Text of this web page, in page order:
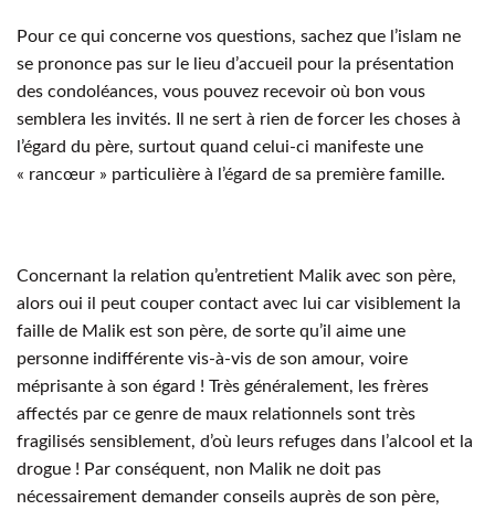
Pour ce qui concerne vos questions, sachez que l’islam ne
se prononce pas sur le lieu d’accueil pour la présentation
des condoléances, vous pouvez recevoir où bon vous
semblera les invités. Il ne sert à rien de forcer les choses à
l’égard du père, surtout quand celui-ci manifeste une
« rancœur » particulière à l’égard de sa première famille.
Concernant la relation qu’entretient Malik avec son père,
alors oui il peut couper contact avec lui car visiblement la
faille de Malik est son père, de sorte qu’il aime une
personne indifférente vis-à-vis de son amour, voire
méprisante à son égard ! Très généralement, les frères
affectés par ce genre de maux relationnels sont très
fragilisés sensiblement, d’où leurs refuges dans l’alcool et la
drogue ! Par conséquent, non Malik ne doit pas
nécessairement demander conseils auprès de son père,